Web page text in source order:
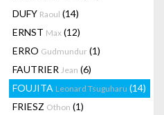
DUFY Raoul (14)
ERNST Max (12)
ERRO Gudmundur (1)
FAUTRIER Jean (6)
FOUJITA Leonard Tsuguharu (14)
FRIESZ Othon (1)